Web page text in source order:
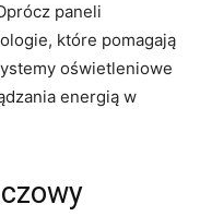
paneli
⁢które⁤ pomagają
oświetleniowe
energią w